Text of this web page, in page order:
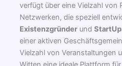
verfügt über eine Vielzahl von
Netzwerken, die speziell
Existenzgründer und
einer aktiven
Vielzahl von Veranstaltungen